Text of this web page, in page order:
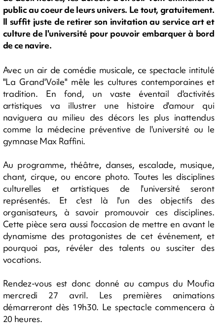
public au coeur de leurs univers. Le tout, gratuitement.
Il suffit juste de retirer son invitation au service art et
culture de l'université pour pouvoir embarquer à bord
de ce navire.
Avec un air de comédie musicale, ce spectacle intitulé
"La Grand'Voile" mêle les cultures contemporaines et
tradition. En fond, un vaste éventail d'activités
artistiques va illustrer une histoire d'amour qui
naviguera au milieu des décors les plus inattendus
comme la médecine préventive de l'université ou le
gymnase Max Raffini.
Au programme, théâtre, danses, escalade, musique,
chant, cirque, ou encore photo. Toutes les disciplines
culturelles et artistiques de l'université seront
représentés. Et c'est là l'un des objectifs des
organisateurs, à savoir promouvoir ces disciplines.
Cette pièce sera aussi l'occasion de mettre en avant le
dynamisme des protagonistes de cet événement, et
pourquoi pas, révéler des talents ou susciter des
vocations.
Rendez-vous est donc donné au campus du Moufia
mercredi 27 avril. Les premières animations
démarreront dès 19h30. Le spectacle commencera à
20 heures.